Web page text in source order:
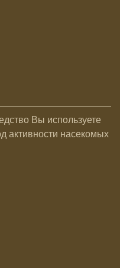
Вы используете
активности насекомых